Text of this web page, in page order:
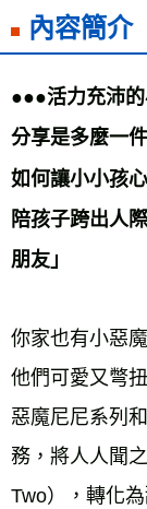
每筆NT$50，滿
付款後全家取貨
每筆NT$60，滿
付款後7-11取貨
每筆NT$60，滿
宅配
離島宅配
內容簡介
●●●活力充沛
分享是多麼一
如何讓小小孩
陪孩子跨出人
朋友」
你家也有小惡
他們可愛又彆
惡魔尼尼系列
務，將人人聞
Two），轉化